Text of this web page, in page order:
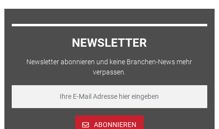
NEWSLETTER
Newsletter abonnieren und keine Branchen-News mehr
verpassen.
ABONNIEREN